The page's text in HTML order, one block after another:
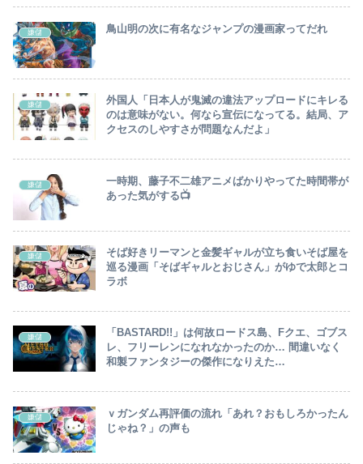
嫌儲 鳥山明の次に有名なジャンプの漫画家ってだれ
嫌儲
外国人「日本人が鬼滅の違法アップロードにキレる
のは意味がない。何なら宣伝になってる。結局、ア
クセスのしやすさが問題なんだよ」
嫌儲
一時期、藤子不二雄アニメばかりやってた時間帯が
あった気がする📺
嫌儲
そば好きリーマンと金髪ギャルが立ち食いそば屋を
巡る漫画「そばギャルとおじさん」がゆで太郎とコ
ラボ
嫌儲
「BASTARD!!」は何故ロードス島、Fクエ、ゴブス
レ、フリーレンになれなかったのか… 間違いなく
和製ファンタジーの傑作になりえた…
嫌儲
ｖガンダム再評価の流れ「あれ？おもしろかったん
じゃね？」の声も